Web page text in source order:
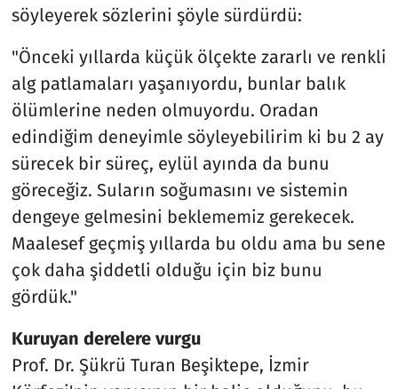
söyleyerek sözlerini şöyle sürdürdü:
"Önceki yıllarda küçük ölçekte zararlı ve renkli
alg patlamaları yaşanıyordu, bunlar balık
ölümlerine neden olmuyordu. Oradan
edindiğim deneyimle söyleyebilirim ki bu 2 ay
sürecek bir süreç, eylül ayında da bunu
göreceğiz. Suların soğumasını ve sistemin
dengeye gelmesini beklememiz gerekecek.
Maalesef geçmiş yıllarda bu oldu ama bu sene
çok daha şiddetli olduğu için biz bunu
gördük."
Kuruyan derelere vurgu
Prof. Dr. Şükrü Turan Beşiktepe, İzmir